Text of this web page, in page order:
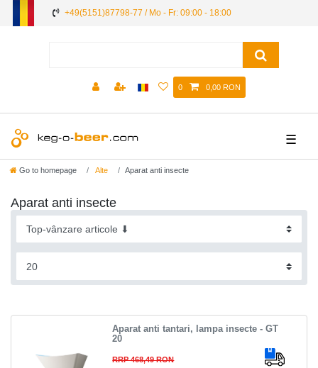
+49(5151)87798-77 / Mo - Fr: 09:00 - 18:00
0 0,00 RON
☰
Go to homepage Alte Aparat anti insecte
Aparat anti insecte
Aparat anti tantari, lampa insecte - GT
20
RRP 468,49 RON